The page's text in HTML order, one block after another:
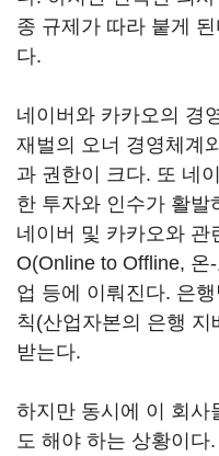
종 규제가 따라 붙게
다.
네이버와 카카오의 경
재벌의 오너 경영체계
과 권한이 크다. 또 네
한 투자와 인수가 활발
네이버 및 카카오와 관
O(Online to Offline, 온
업 등에 이뤄진다. 은
칙(산업자본의 은행
받는다.
하지만 동시에 이 회사
도 해야 하는 상황이다